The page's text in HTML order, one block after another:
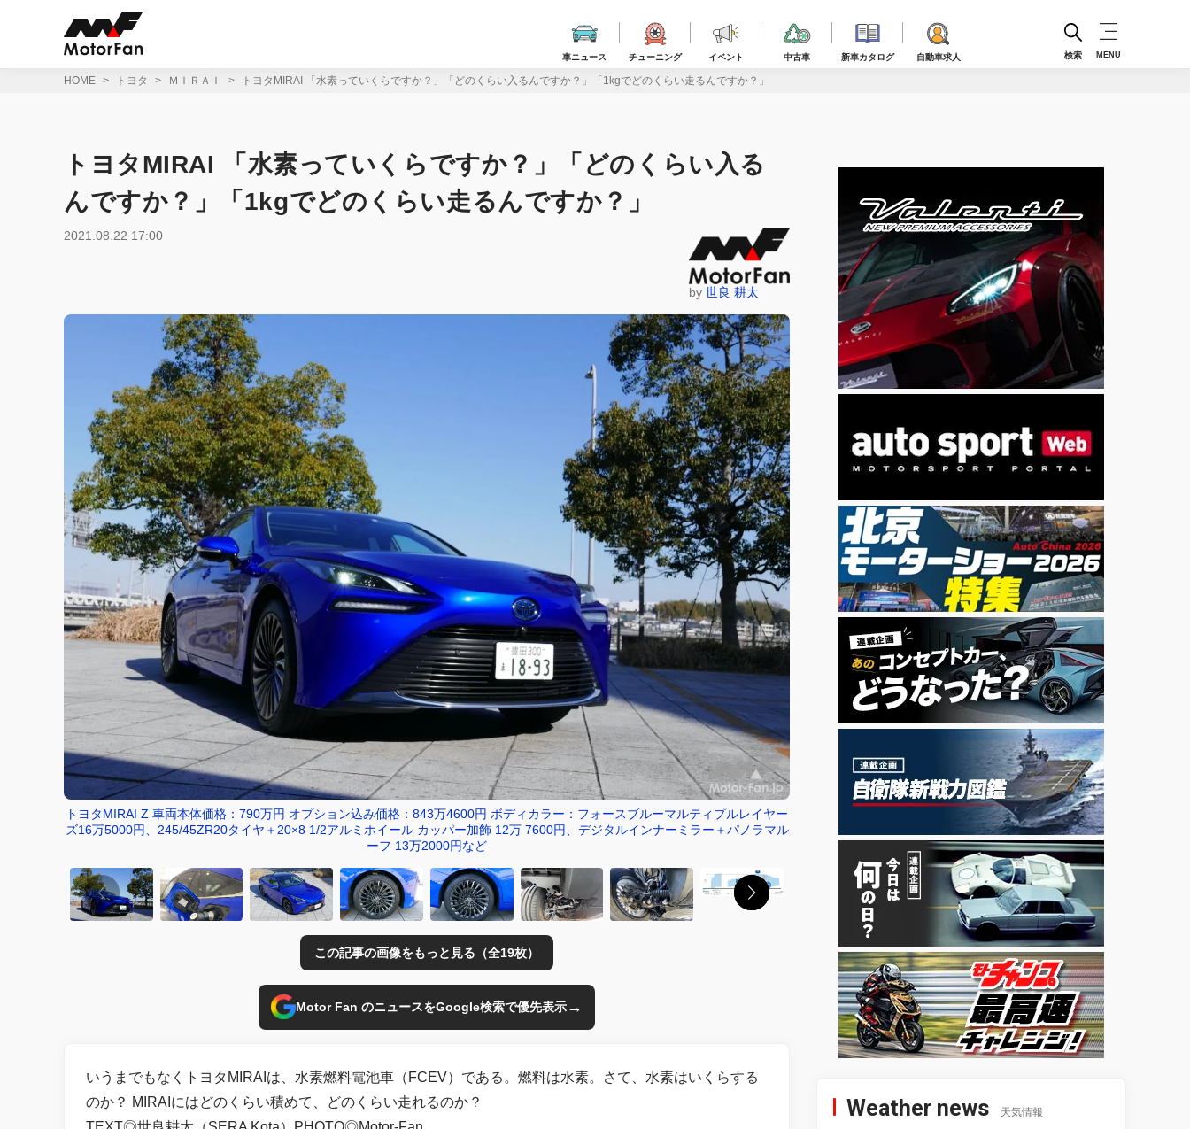
車ニュース チューニング イベント 中古車 新車カタログ 自動車求人 検索 MENU
HOME トヨタ ＭＩＲＡＩ トヨタMIRAI 「水素っていくらですか？」「どのくらい入るんですか？」「1kgでどのくらい走るんですか？」
トヨタMIRAI 「水素っていくらですか？」「どのくらい入る
んですか？」「1kgでどのくらい走るんですか？」
2021.08.22 17:00
by 世良 耕太
トヨタMIRAI Z 車両本体価格：790万円 オプション込み価格：843万4600円 ボディカラー：フォースブルーマルティプルレイヤー
ズ16万5000円、245/45ZR20タイヤ＋20×8 1/2アルミホイール カッパー加飾 12万 7600円、デジタルインナーミラー＋パノラマル
ーフ 13万2000円など
この記事の画像をもっと見る（全19枚）
Motor Fan のニュースをGoogle検索で優先表示→
いうまでもなくトヨタMIRAIは、水素燃料電池車（FCEV）である。燃料は水素。さて、水素はいくらする
のか？ MIRAIにはどのくらい積めて、どのくらい走れるのか？
Weather news 天気情報